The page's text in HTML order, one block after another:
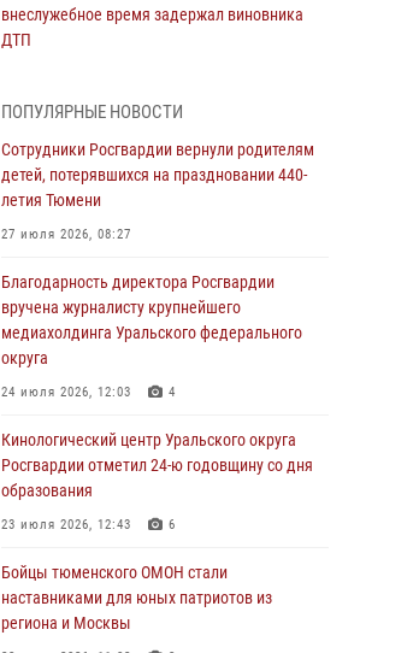
внеслужебное время задержал виновника
ДТП
Со 101-м Днём рождения поздравили
сотрудники Росгвардии труженицу тыла из
Тюмени
04 августа 2026, 11:07
тренировку в полевых условиях в Тюменской
области (видео)
04 августа 2026, 06:28 4 1
Тюменские правоохранители провели
СОБР
03 августа 2026, 07:35 5
Росгвардия противодействует БПЛА ВСУ на
03 августа 2026, 07:29 2 1
Росгвардейцы обеспечили безопасность
ПОПУЛЯРНЫЕ НОВОСТИ
Сотрудники Росгвардии вернули родителям
детей, потерявшихся на праздновании 440-
летия Тюмени
27 июля 2026, 08:27
Благодарность директора Росгвардии
вручена журналисту крупнейшего
медиахолдинга Уральского федерального
округа
24 июля 2026, 12:03 4
Кинологический центр Уральского округа
Росгвардии отметил 24-ю годовщину со дня
образования
23 июля 2026, 12:43 6
Бойцы тюменского ОМОН стали
наставниками для юных патриотов из
региона и Москвы